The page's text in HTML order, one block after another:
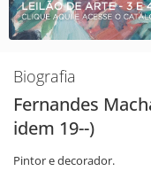
Biografia
Fernandes
idem 19--)
Pintor e decorador.